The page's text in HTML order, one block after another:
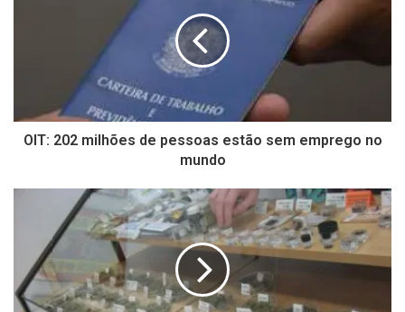
OIT: 202 milhões de pessoas estão sem emprego no
mundo